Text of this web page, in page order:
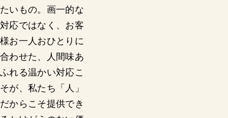
たいもの。画一的な
対応ではなく、お客
様お一人おひとりに
合わせた、人間味あ
ふれる温かい対応こ
そが、私たち「人」
だからこそ提供でき